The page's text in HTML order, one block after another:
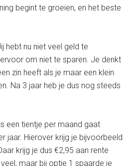
begint te groeien, en het beste
hebt nu niet veel geld te
om niet te sparen. Je denkt
zin heeft als je maar een klein
Na 3 jaar heb je dus nog steeds
een tientje per maand gaat
jaar. Hierover krijg je bijvoorbeeld
krijg je dus €2,95 aan rente
maar bij optie 1 spaarde je